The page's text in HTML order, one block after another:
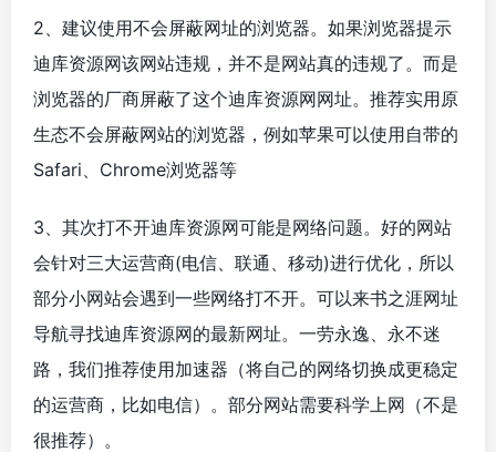
2、建议使用不会屏蔽网址的浏览器。如果浏览器提示
迪库资源网该网站违规，并不是网站真的违规了。而是
浏览器的厂商屏蔽了这个迪库资源网网址。推荐实用原
生态不会屏蔽网站的浏览器，例如苹果可以使用自带的
Safari、Chrome浏览器等
3、其次打不开迪库资源网可能是网络问题。好的网站
会针对三大运营商(电信、联通、移动)进行优化，所以
部分小网站会遇到一些网络打不开。可以来书之涯网址
导航寻找迪库资源网的最新网址。一劳永逸、永不迷
路，我们推荐使用加速器（将自己的网络切换成更稳定
的运营商，比如电信）。部分网站需要科学上网（不是
很推荐）。